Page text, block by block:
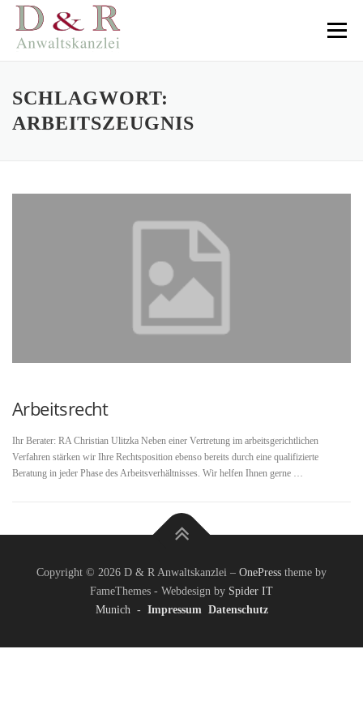
Direkt
Inhalt
Menü
SCHLAGWORT:
ARBEITSZEUGNIS
Arbeitsrecht
Ihr Berater: RA Christian Ulitzka Neben einer Vertretung im arbeitsgerichtlichen
Verfahren stärken wir Ihre Rechtsposition ebenso bereits durch eine qualifizierte
Beratung in jeder Phase des Arbeitsverhältnisses. Wir helfen Ihnen gerne …
Copyright © 2026 D & R Anwaltskanzlei – OnePress theme by
FameThemes - Webdesign by Spider IT
Munich- Impressum Datenschutz